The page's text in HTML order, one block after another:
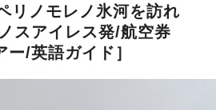
リノモレノ氷河を訪れ
スアイレス発/航空券
/英語ガイド］